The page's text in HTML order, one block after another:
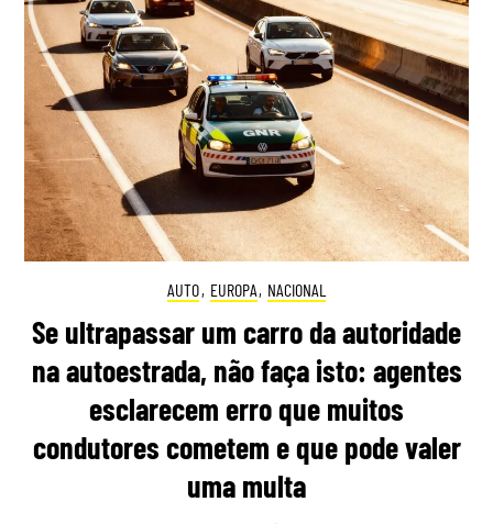
AUTO, EUROPA, NACIONAL
Se ultrapassar um carro da autoridade
na autoestrada, não faça isto: agentes
esclarecem erro que muitos
condutores cometem e que pode valer
uma multa